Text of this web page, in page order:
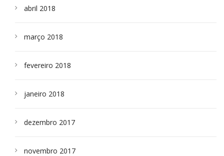
abril 2018
março 2018
fevereiro 2018
janeiro 2018
dezembro 2017
novembro 2017